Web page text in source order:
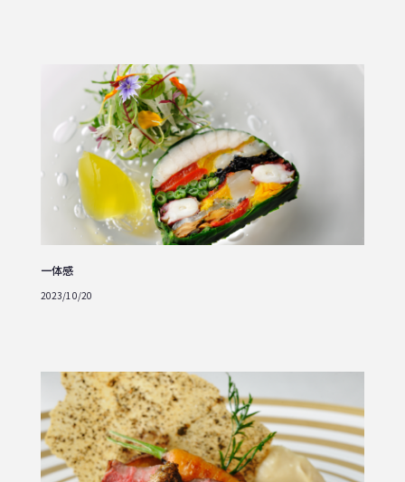
一体感
2023/10/20